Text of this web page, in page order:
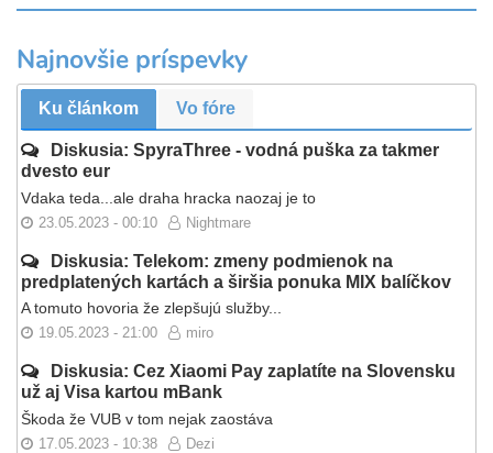
Najnovšie príspevky
Ku článkom Vo fóre
Diskusia: SpyraThree - vodná puška za takmer
dvesto eur
Vdaka teda...ale draha hracka naozaj je to
23.05.2023 - 00:10 Nightmare
Diskusia: Telekom: zmeny podmienok na
predplatených kartách a širšia ponuka MIX balíčkov
A tomuto hovoria že zlepšujú služby...
19.05.2023 - 21:00 miro
Diskusia: Cez Xiaomi Pay zaplatíte na Slovensku
už aj Visa kartou mBank
Škoda že VUB v tom nejak zaostáva
17.05.2023 - 10:38 Dezi